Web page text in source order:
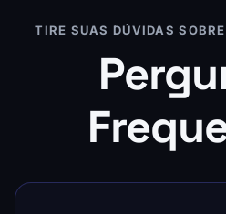
TIRE SUAS DÚVIDAS